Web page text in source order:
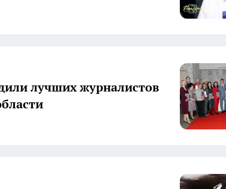
лучших журналистов